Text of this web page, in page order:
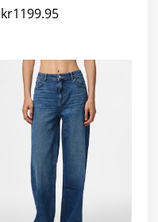
kr1199.95